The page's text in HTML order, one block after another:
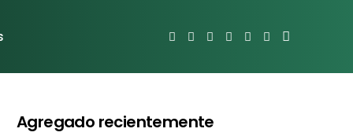
Agregado recientemente